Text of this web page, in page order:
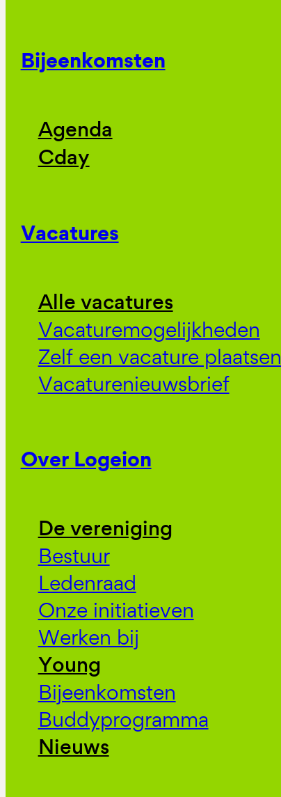
Bijeenkomsten
Agenda
Cday
Vacatures
Alle vacatures
Vacaturemogelijkheden
Zelf een vacature plaatsen
Vacaturenieuwsbrief
Over Logeion
De vereniging
Bestuur
Ledenraad
Onze initiatieven
Werken bij
Young
Bijeenkomsten
Buddyprogramma
Nieuws